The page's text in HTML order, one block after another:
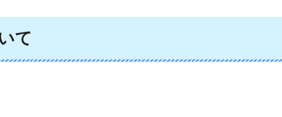
て